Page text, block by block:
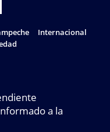
Internacional
a la